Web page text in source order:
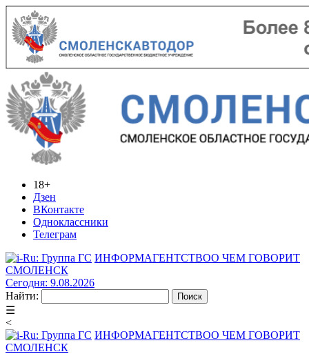
18+
Дзен
ВКонтакте
Одноклассники
Телеграм
ИНФОРМАГЕНТСТВОО ЧЕМ ГОВОРИТ
СМОЛЕНСК
Сегодня: 9.08.2026
Найти:
☰
<
ИНФОРМАГЕНТСТВОО ЧЕМ ГОВОРИТ
СМОЛЕНСК